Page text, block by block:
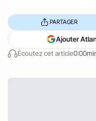
Écoutez cet article
PARTAGER
Ajouter